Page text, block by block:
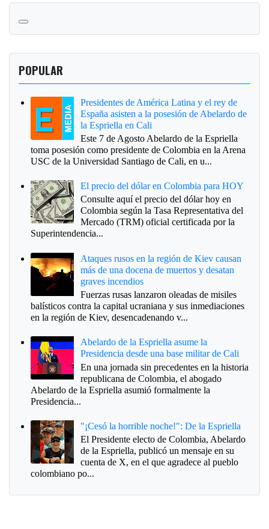
POPULAR
Presidentes de América Latina y el rey de
España asisten a la posesión de Abelardo de
la Espriella en Cali
Este 7 de Agosto Abelardo de la Espriella
toma posesión como presidente de Colombia en la Arena
USC de la Universidad Santiago de Cali, en u...
El precio del dólar en Colombia para HOY
Consulte aquí el precio del dólar hoy en
Colombia según la Tasa Representativa del
Mercado (TRM) oficial certificada por la
Superintendencia...
Ataques rusos en la región de Kiev causan
más de una docena de muertos y desatan
graves incendios
Fuerzas rusas lanzaron oleadas de misiles
balísticos contra la capital ucraniana y sus inmediaciones
en la región de Kiev, desencadenando v...
Abelardo de la Espriella asume la
Presidencia desde una base militar de Cali
En una jornada sin precedentes en la historia
republicana de Colombia, el abogado
Abelardo de la Espriella asumió formalmente la
Presidencia...
"¡Cesó la horrible noche!": De la Espriella
El Presidente electo de Colombia, Abelardo
de la Espriella, publicó un mensaje en su
cuenta de X, en el que agradece al pueblo
colombiano po...